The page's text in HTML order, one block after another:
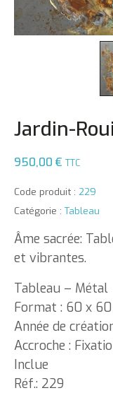
Jardin-
950,00 € TTC
Code produit : 229
Catégorie : Tableau
Âme sacrée:
et vibrantes.
Tableau – Métal
Format : 60 x 60
Année de
Accroche :
Inclue
Réf.: 229